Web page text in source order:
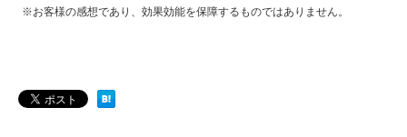
※お客様の感想であり、効果効能を保障するものではありません。